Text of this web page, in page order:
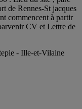
de Rennes-St jacques
commencent à partir
CV et Lettre de
- Ille-et-Vilaine